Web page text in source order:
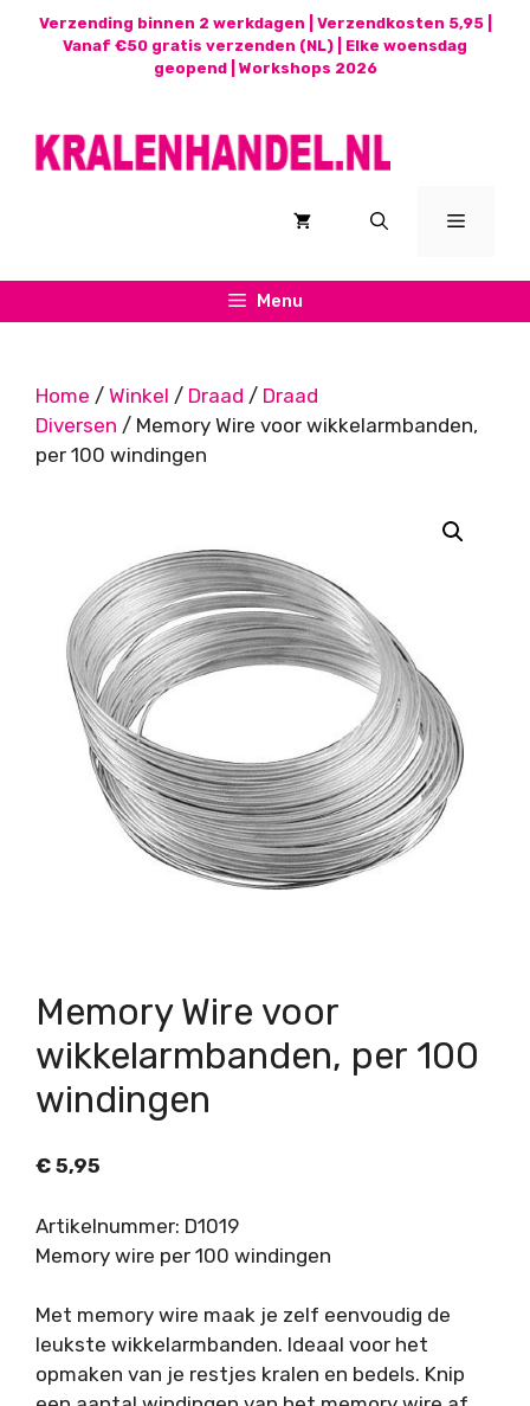
Verzending binnen 2 werkdagen | Verzendkosten 5,95 |
Vanaf €50 gratis verzenden (NL) | Elke woensdag
geopend | Workshops 2026
Menu
Menu
Home / Winkel / Draad / Draad
Diversen / Memory Wire voor wikkelarmbanden,
per 100 windingen
Memory Wire voor
wikkelarmbanden, per 100
windingen
€ 5,95
Artikelnummer: D1019
Memory wire per 100 windingen
Met memory wire maak je zelf eenvoudig de
leukste wikkelarmbanden. Ideaal voor het
opmaken van je restjes kralen en bedels. Knip